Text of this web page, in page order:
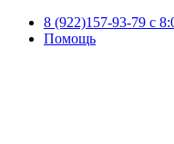
8 (922)157-93-79 c
Помощь